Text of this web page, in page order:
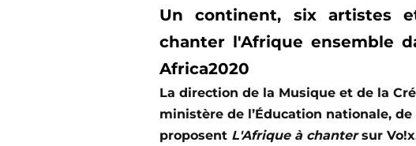
Un continent, six artistes
chanter l'Afrique ensemble
Africa2020
La direction de la Musique et de la
ministère de l’Éducation nationale,
proposent L'Afrique à chantersur